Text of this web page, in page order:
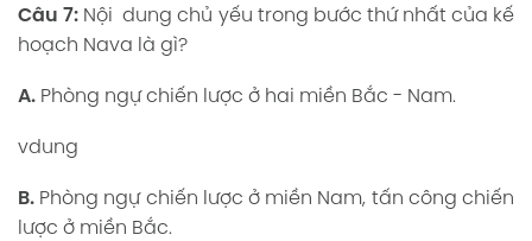
Câu 7: Nội dung chủ yếu trong bước thứ nhất của kế
hoạch Nava là gì?
A. Phòng ngự chiến lược ở hai miền Bắc - Nam.
vdung
B. Phòng ngự chiến lược ở miền Nam, tấn công chiến
lược ở miền Bắc.